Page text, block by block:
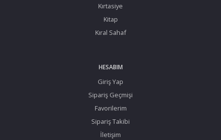
Kırtasiye
Kitap
Kıral Sahaf
HESABIM
Giriş Yap
Sipariş Geçmişi
Favorilerim
Sipariş Takibi
İletişim